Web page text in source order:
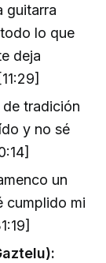
guitarra
lo que
deja
de tradición
y no sé
un
cumplido mi